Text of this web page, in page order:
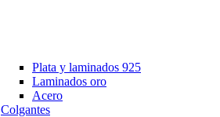
Plata y laminados 925
Laminados oro
Acero
Colgantes